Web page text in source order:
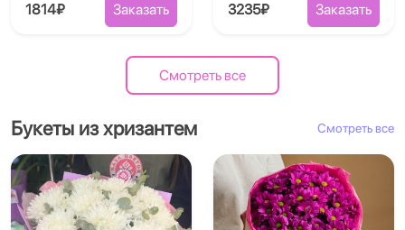
1814₽ Заказать 3235₽ Заказать
Смотреть все
Букеты из хризантем Смотреть все